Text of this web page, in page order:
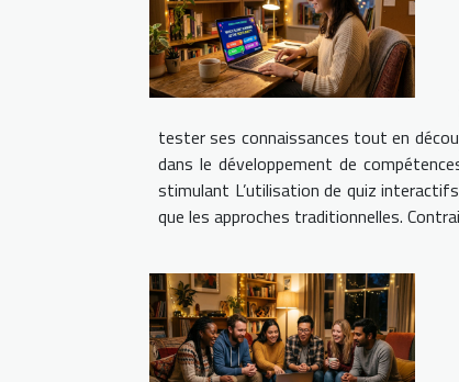
tester ses connaissances tout en
dans le développement de
stimulant L’utilisation de quiz
que les approches traditionnelles.